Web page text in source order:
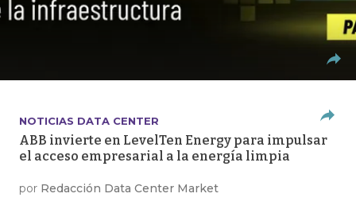
NOTICIAS DATA CENTER
ABB invierte en LevelTen Energy para impulsar
el acceso empresarial a la energía limpia
por Redacción Data Center Market